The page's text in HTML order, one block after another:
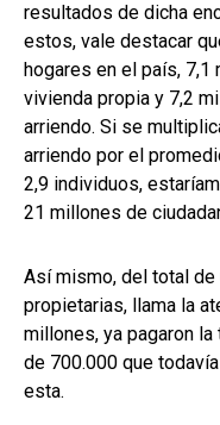
resultados de dicha
estos, vale destacar
hogares en el país, 7,1
vivienda propia y 7,2
arriendo. Si se
arriendo por el
2,9 individuos,
21 millones de
Así mismo, del total
propietarias, llama la
millones, ya pagaron
de 700.000 que
esta.